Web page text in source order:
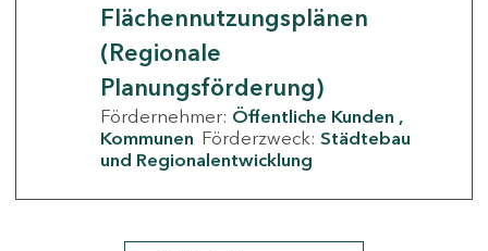
Flächennutzungsplänen
(Regionale
Planungsförderung)
Fördernehmer: Öffentliche Kunden
Kommunen Förderzweck: Städtebau
und Regionalentwicklung